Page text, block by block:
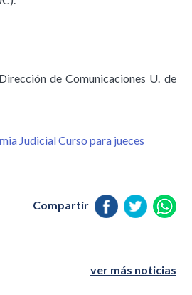
de Comunicaciones U. de
Judicial Curso para jueces
Compartir
ver más noticias